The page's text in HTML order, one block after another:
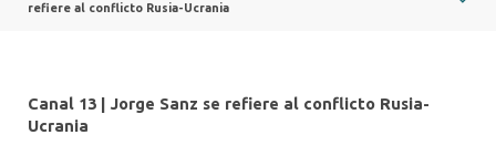
refiere al conflicto Rusia-Ucrania
Canal 13 | Jorge Sanz se refiere al conflicto Rusia-
Ucrania